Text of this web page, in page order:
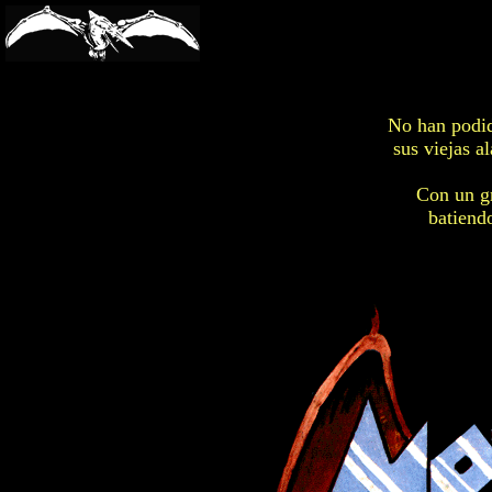
No han
sus viejas
Con un